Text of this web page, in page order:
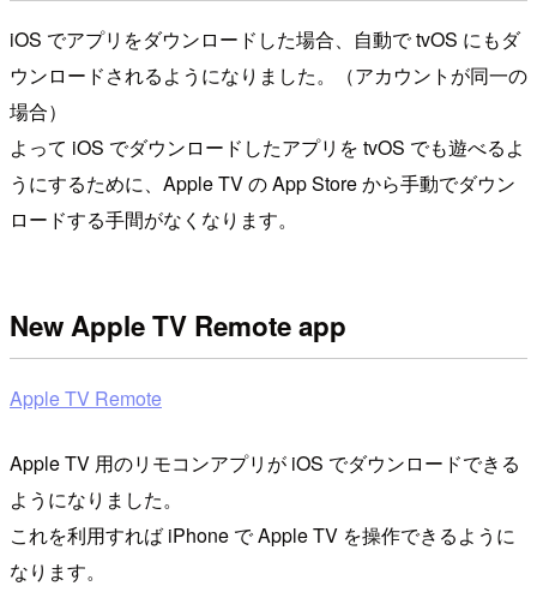
iOS でアプリをダウンロードした場合、自動で tvOS にもダ
ウンロードされるようになりました。（アカウントが同一の
場合）
よって iOS でダウンロードしたアプリを tvOS でも遊べるよ
うにするために、Apple TV の App Store から手動でダウン
ロードする手間がなくなります。
New Apple TV Remote app
Apple TV Remote
Apple TV 用のリモコンアプリが iOS でダウンロードできる
ようになりました。
これを利用すれば iPhone で Apple TV を操作できるように
なります。